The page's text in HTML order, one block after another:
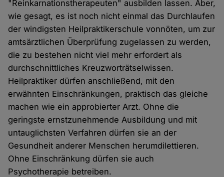
"Reinkarnationstherapeuten" ausbilden lassen. Aber,
wie gesagt, es ist noch nicht einmal das Durchlaufen
der windigsten Heilpraktikerschule vonnöten, um zur
amtsärztlichen Überprüfung zugelassen zu werden,
die zu bestehen nicht viel mehr erfordert als
durchschnittliches Kreuzworträtselwissen.
Heilpraktiker dürfen anschließend, mit den
erwähnten Einschränkungen, praktisch das gleiche
machen wie ein approbierter Arzt. Ohne die
geringste ernstzunehmende Ausbildung und mit
untauglichsten Verfahren dürfen sie an der
Gesundheit anderer Menschen herumdilettieren.
Ohne Einschränkung dürfen sie auch
Psychotherapie betreiben.